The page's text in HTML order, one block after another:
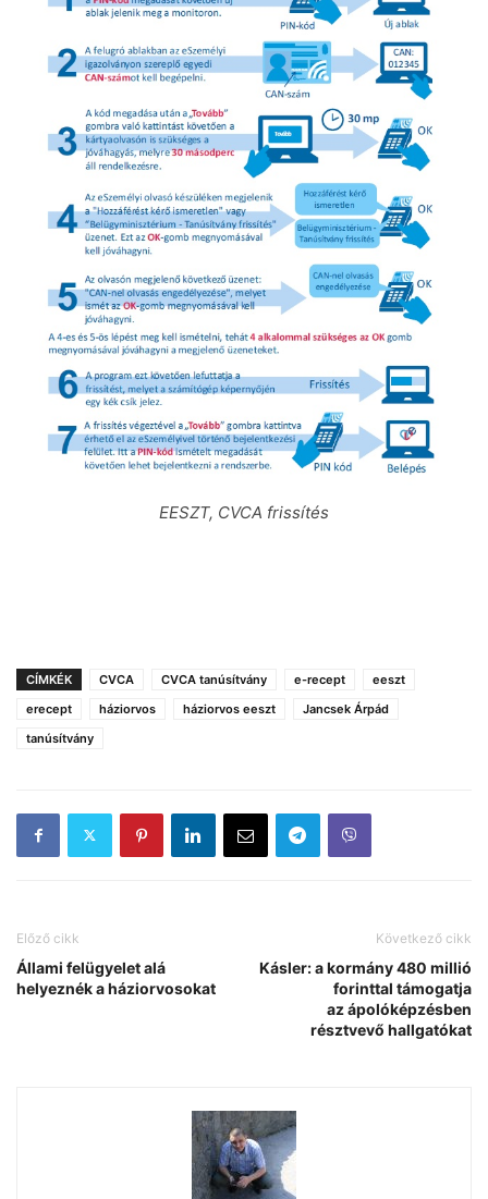
EESZT, CVCA frissítés
CÍMKÉK CVCA CVCA tanúsítvány e-recept
eeszt
erecept
háziorvos háziorvos eeszt
Jancsek Árpád
tanúsítvány
Előző cikk
Állami felügyelet alá
helyeznék a háziorvosokat
Következő cikk
Kásler: a kormány 480 millió
forinttal támogatja
az ápolóképzésben
résztvevő hallgatókat